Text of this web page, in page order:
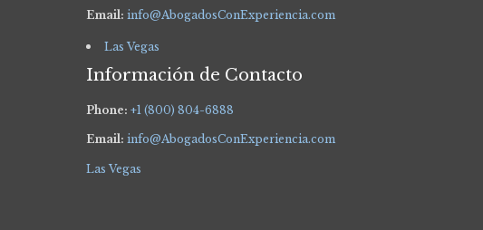
Email: info@AbogadosConExperiencia.com
Las Vegas
Información de Contacto
Phone: +1 (800) 804-6888
Email: info@AbogadosConExperiencia.com
Las Vegas